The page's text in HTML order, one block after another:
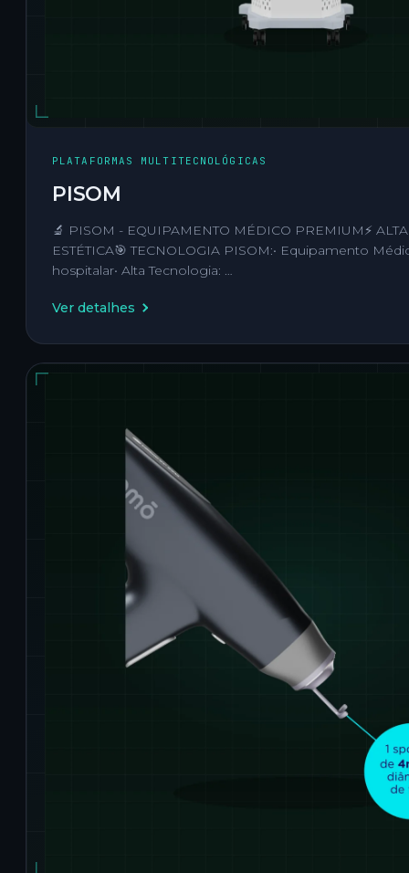
PLATAFORMAS MULTITECNOLÓGICAS
PISOM
🔬 PISOM - EQUIPAMENTO MÉDICO PREMIUM⚡
ESTÉTICA🎯 TECNOLOGIA PISOM:• Equipamento
hospitalar• Alta Tecnologia: …
Ver detalhes